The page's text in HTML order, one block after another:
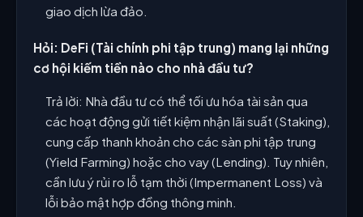
giao dịch lừa đảo.
Hỏi: DeFi (Tài chính phi tập trung) mang lại những
cơ hội kiếm tiền nào cho nhà đầu tư?
Trả lời: Nhà đầu tư có thể tối ưu hóa tài sản qua
các hoạt động gửi tiết kiệm nhận lãi suất (Staking),
cung cấp thanh khoản cho các sàn phi tập trung
(Yield Farming) hoặc cho vay (Lending). Tuy nhiên,
cần lưu ý rủi ro lỗ tạm thời (Impermanent Loss) và
lỗi bảo mật hợp đồng thông minh.